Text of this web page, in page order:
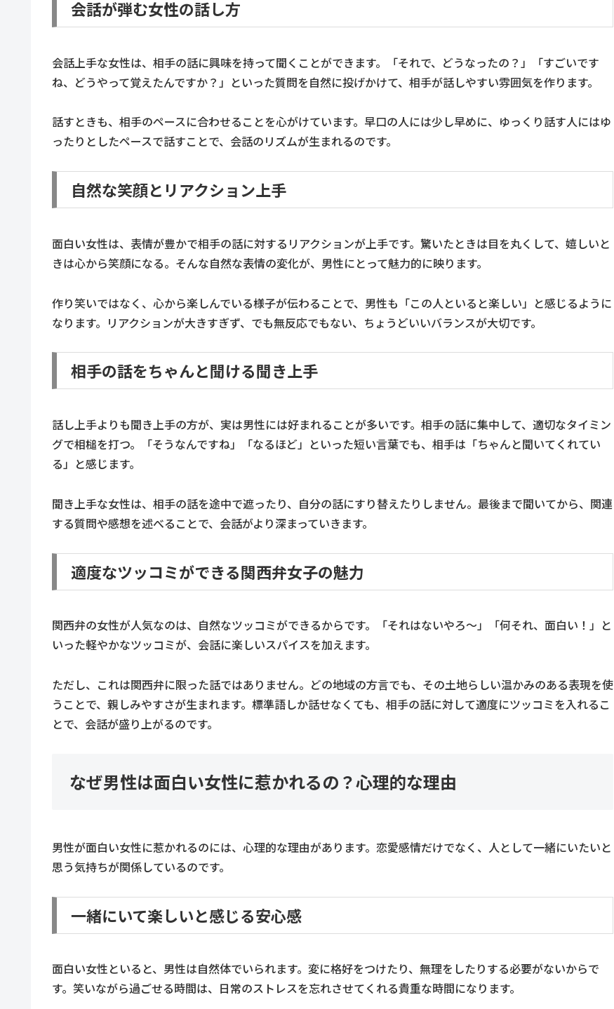
会話が弾む女性の話し方
会話上手な女性は、相手の話に興味を持って聞くことができます。「それで、どうなったの？」「すごいです
ね、どうやって覚えたんですか？」といった質問を自然に投げかけて、相手が話しやすい雰囲気を作ります。
話すときも、相手のペースに合わせることを心がけています。早口の人には少し早めに、ゆっくり話す人にはゆ
ったりとしたペースで話すことで、会話のリズムが生まれるのです。
自然な笑顔とリアクション上手
面白い女性は、表情が豊かで相手の話に対するリアクションが上手です。驚いたときは目を丸くして、嬉しいと
きは心から笑顔になる。そんな自然な表情の変化が、男性にとって魅力的に映ります。
作り笑いではなく、心から楽しんでいる様子が伝わることで、男性も「この人といると楽しい」と感じるように
なります。リアクションが大きすぎず、でも無反応でもない、ちょうどいいバランスが大切です。
相手の話をちゃんと聞ける聞き上手
話し上手よりも聞き上手の方が、実は男性には好まれることが多いです。相手の話に集中して、適切なタイミン
グで相槌を打つ。「そうなんですね」「なるほど」といった短い言葉でも、相手は「ちゃんと聞いてくれてい
る」と感じます。
聞き上手な女性は、相手の話を途中で遮ったり、自分の話にすり替えたりしません。最後まで聞いてから、関連
する質問や感想を述べることで、会話がより深まっていきます。
適度なツッコミができる関西弁女子の魅力
関西弁の女性が人気なのは、自然なツッコミができるからです。「それはないやろ〜」「何それ、面白い！」と
いった軽やかなツッコミが、会話に楽しいスパイスを加えます。
ただし、これは関西弁に限った話ではありません。どの地域の方言でも、その土地らしい温かみのある表現を使
うことで、親しみやすさが生まれます。標準語しか話せなくても、相手の話に対して適度にツッコミを入れるこ
とで、会話が盛り上がるのです。
なぜ男性は面白い女性に惹かれるの？心理的な理由
男性が面白い女性に惹かれるのには、心理的な理由があります。恋愛感情だけでなく、人として一緒にいたいと
思う気持ちが関係しているのです。
一緒にいて楽しいと感じる安心感
面白い女性といると、男性は自然体でいられます。変に格好をつけたり、無理をしたりする必要がないからで
す。笑いながら過ごせる時間は、日常のストレスを忘れさせてくれる貴重な時間になります。